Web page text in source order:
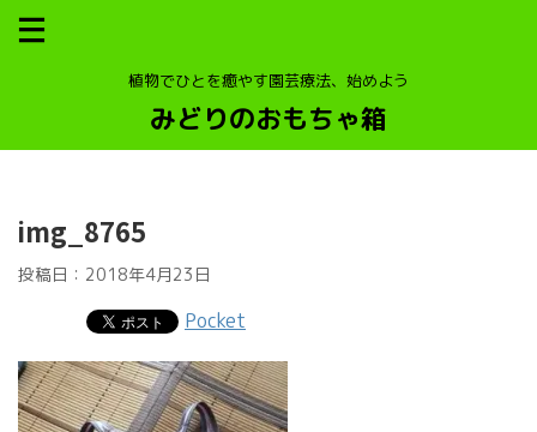
植物でひとを癒やす園芸療法、始めよう
みどりのおもちゃ箱
img_8765
投稿日： 2018年4月23日
Pocket